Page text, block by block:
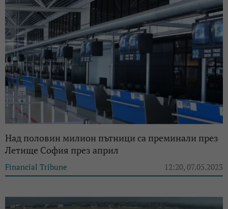
Над половин милион пътници са преминали през
Летище София през април
Financial Tribune 12:20, 07.05.2023